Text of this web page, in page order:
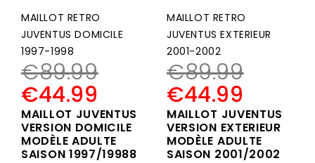
MAILLOT RETRO
JUVENTUS DOMICILE
1997-1998
€89.99
€44.99
MAILLOT JUVENTUS
VERSION DOMICILE
MODÈLE ADULTE
SAISON 1997/19988
MAILLOT RETRO
JUVENTUS EXTERIEUR
2001-2002
€89.99
€44.99
MAILLOT JUVENTUS
VERSION EXTERIEUR
MODÈLE ADULTE
SAISON 2001/2002